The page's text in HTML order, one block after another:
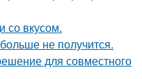
со вкусом.
не получится.
для совместного